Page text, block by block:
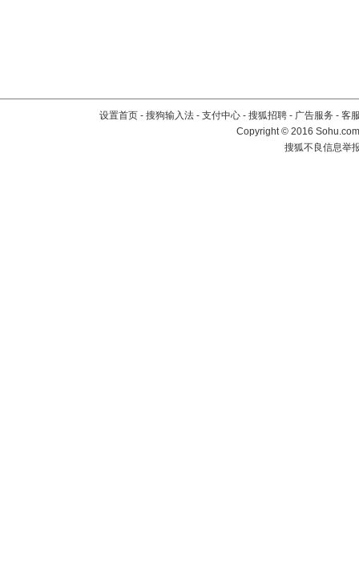
设置首页 - 搜狗输入法 - 支付中心 - 搜狐招聘 - 广告服务 - 客
Copyright©2016
搜狐不良信息举